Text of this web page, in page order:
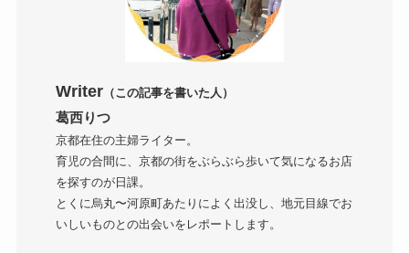
Writer（この記事を書いた人）
葛西りつ
京都在住の主婦ライター。
育児の合間に、京都の街をぶらぶら歩いて気になるお店
を探すのが日課。
とくに烏丸〜河原町あたりによく出没し、地元目線でお
いしいものとの出会いをレポートします。